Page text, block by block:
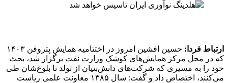
ارتباط فردا:
حسین افشین امروز در اختتامیه همایش پتروفن ۱۴۰۳
که در محل مرکز همایش‌های کوشک وزارت نفت برگزار شد، بحث
خود را به مسیری که شرکت‌های دانش‌بنیان از تولد تا بلوغ‌شان طی
می‌کنند، اختصاص داد و گفت: سال ۱۳۸۵ معاونت علمی ریاست